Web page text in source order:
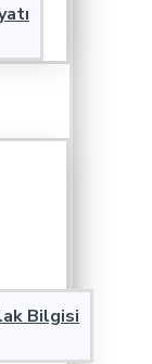
Bilgisi